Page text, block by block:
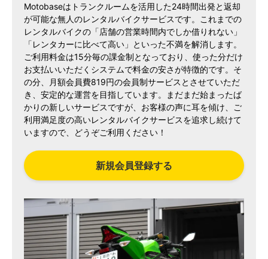
Motobaseはトランクルームを活用した24時間出発と返却
が可能な無人のレンタルバイクサービスです。これまでの
レンタルバイクの「店舗の営業時間内でしか借りれない」
「レンタカーに比べて高い」といった不満を解消します。
ご利用料金は15分毎の課金制となっており、使った分だけ
お支払いいただくシステムで料金の安さが特徴的です。そ
の分、月額会員費819円の会員制サービスとさせていただ
き、安定的な運営を目指しています。まだまだ始まったば
かりの新しいサービスですが、お客様の声に耳を傾け、ご
利用満足度の高いレンタルバイクサービスを追求し続けて
いますので、どうぞご利用ください！
新規会員登録する